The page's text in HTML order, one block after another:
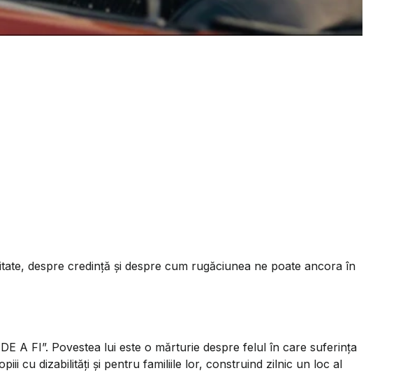
despre credință și despre cum rugăciunea ne poate ancora în
A FI”. Povestea lui este o mărturie despre felul în care suferința
cu dizabilități și pentru familiile lor, construind zilnic un loc al